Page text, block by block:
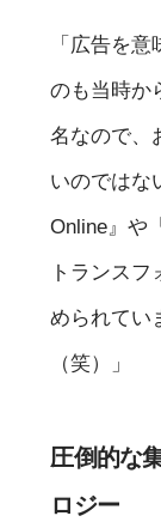
「広告を
のも当時か
名なので、
いのではな
Online』や
トランス
められてい
（笑）」
圧倒的な
ロジー